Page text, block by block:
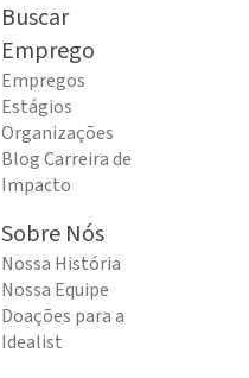
Buscar
Emprego
Empregos
Estágios
Organizações
Blog Carreira de
Impacto
Sobre Nós
Nossa História
Nossa Equipe
Doações para a
Idealist